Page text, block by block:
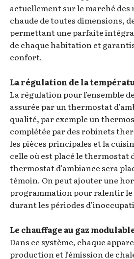
actuellement sur le marché des
chaude de toutes dimensions,
permettant une parfaite
de chaque habitation et
confort.
La régulation de la
La régulation pour l’ensemble
assurée par un thermostat
qualité, par exemple un
complétée par des robinets
les pièces principales et la
celle où est placé le thermostat
thermostat d’ambiance sera
témoin. On peut ajouter une
programmation pour ralentir le
durant les périodes
Le chauffage au gaz
Dans ce système, chaque
production et l’émission de